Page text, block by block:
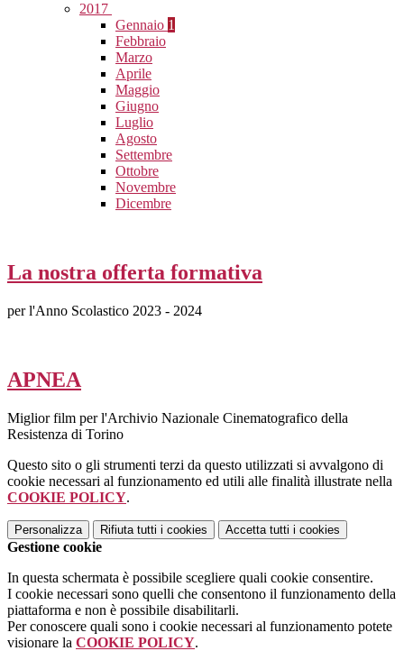
2017
Gennaio 1
Febbraio
Marzo
Aprile
Maggio
Giugno
Luglio
Agosto
Settembre
Ottobre
Novembre
Dicembre
La nostra offerta formativa
per l'Anno Scolastico 2023 - 2024
APNEA
Miglior film per l'Archivio Nazionale Cinematografico della
Resistenza di Torino
Questo sito o gli strumenti terzi da questo utilizzati si avvalgono di
cookie necessari al funzionamento ed utili alle finalità illustrate nella
COOKIE POLICY.
Personalizza Rifiuta tutti i cookies Accetta tutti i cookies
Gestione cookie
In questa schermata è possibile scegliere quali cookie consentire.
I cookie necessari sono quelli che consentono il funzionamento della
piattaforma e non è possibile disabilitarli.
Per conoscere quali sono i cookie necessari al funzionamento potete
visionare la COOKIE POLICY.